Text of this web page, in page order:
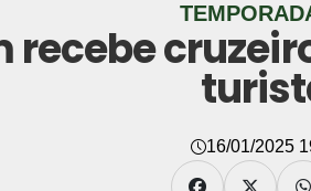
recebe
16/01/2025